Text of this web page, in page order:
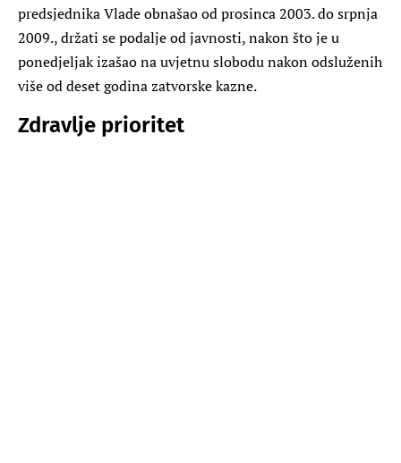
predsjednika Vlade obnašao od prosinca 2003. do srpnja
2009., držati se podalje od javnosti, nakon što je u
ponedjeljak izašao na uvjetnu slobodu nakon odsluženih
više od deset godina zatvorske kazne.
Zdravlje prioritet